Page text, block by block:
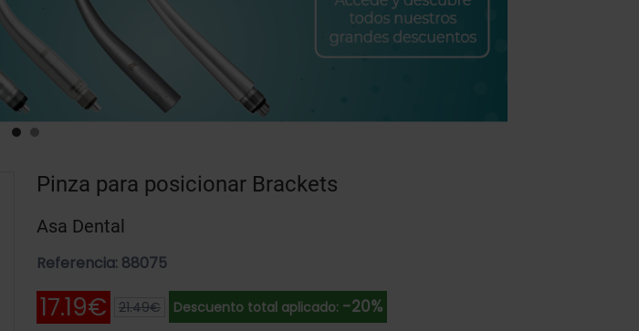
Pinza para posicionar Brackets
Asa Dental
Referencia: 88075
17.19€ 21.49€ Descuento total aplicado: -20%